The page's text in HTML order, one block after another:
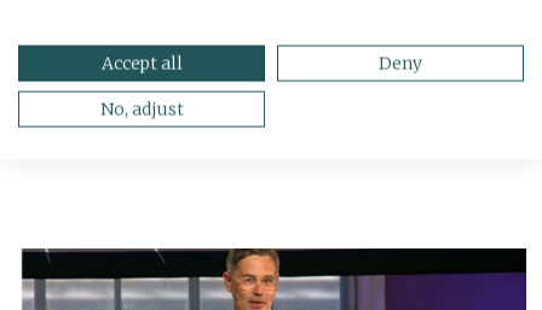
Elevar lærer betre med
penn
Accept all Deny
No, adjust